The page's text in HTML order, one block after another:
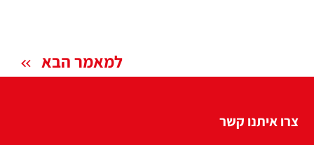
למאמר הבא
צרו איתנו קשר